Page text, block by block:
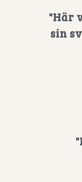
"Här
sin